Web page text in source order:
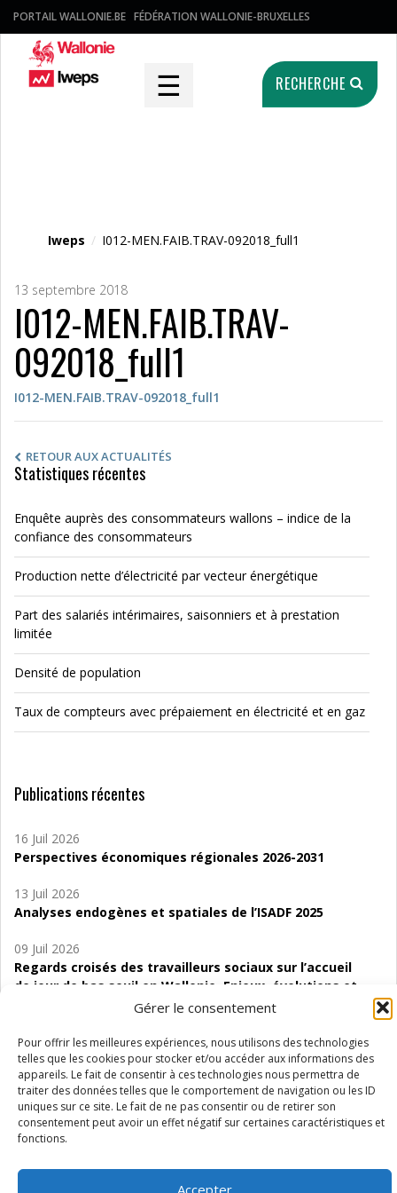
Gérer le consentement
Pour offrir les meilleures expériences, nous utilisons des technologies
telles que les cookies pour stocker et/ou accéder aux informations des
appareils. Le fait de consentir à ces technologies nous permettra de
traiter des données telles que le comportement de navigation ou les ID
uniques sur ce site. Le fait de ne pas consentir ou de retirer son
consentement peut avoir un effet négatif sur certaines caractéristiques et
fonctions.
Accepter
PORTAIL WALLONIE.BE FÉDÉRATION WALLONIE-BRUXELLES
☰ RECHERCHE
Iweps / I012-MEN.FAIB.TRAV-092018_full1
13 septembre 2018
I012-MEN.FAIB.TRAV-
092018_full1
I012-MEN.FAIB.TRAV-092018_full1
RETOUR AUX ACTUALITÉS
Statistiques récentes
Enquête auprès des consommateurs wallons – indice de la
confiance des consommateurs
Production nette d’électricité par vecteur énergétique
Part des salariés intérimaires, saisonniers et à prestation
limitée
Densité de population
Taux de compteurs avec prépaiement en électricité et en gaz
Publications récentes
16 Juil 2026
Perspectives économiques régionales 2026-2031
13 Juil 2026
Analyses endogènes et spatiales de l’ISADF 2025
09 Juil 2026
Regards croisés des travailleurs sociaux sur l’accueil
de jour de bas seuil en Wallonie. Enjeux, évolutions et
06 Juil 2026
Étude d’évaluabilité des Structures
d’accompagnement à l’autocréation d’emploi (SAACE)
01 Juil 2026
Pénurie du personnel infirmier :quels indicateurs
Wallonie ?